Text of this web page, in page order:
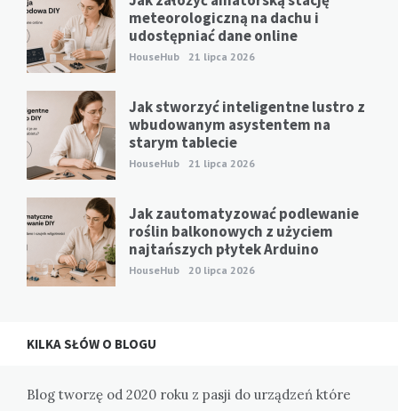
meteorologiczną na dachu i
udostępniać dane online
HouseHub 21 lipca 2026
Jak stworzyć inteligentne lustro z
wbudowanym asystentem na
starym tablecie
HouseHub 21 lipca 2026
Jak zautomatyzować podlewanie
roślin balkonowych z użyciem
najtańszych płytek Arduino
HouseHub 20 lipca 2026
KILKA SŁÓW O BLOGU
Blog tworzę od 2020 roku z pasji do urządzeń które